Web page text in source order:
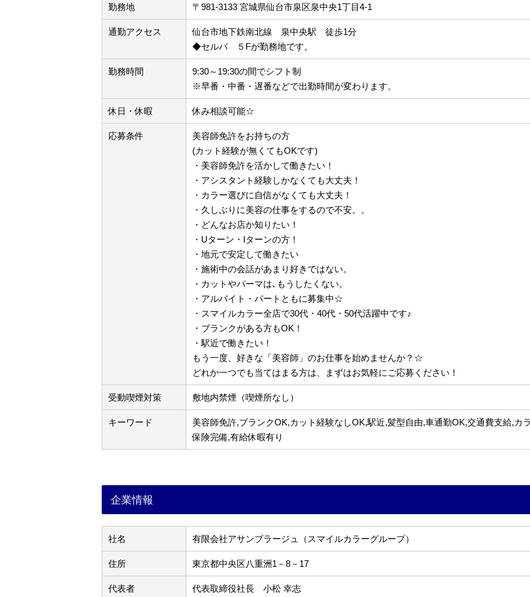
勤務地 〒981-3133 宮城県仙台市泉区泉中央1丁目4-1
通勤アクセス
仙台市地下鉄南北線 泉中央駅 徒歩1分
◆セルバ ５Fが勤務地です。
勤務時間
9:30～19:30の間でシフト制
※早番・中番・遅番などで出勤時間が変わります。
休日・休暇 休み相談可能☆
応募条件
美容師免許をお持ちの方
(カット経験が無くてもOKです)
・美容師免許を活かして働きたい！
・アシスタント経験しかなくても大丈夫！
・カラー選びに自信がなくても大丈夫！
・久しぶりに美容の仕事をするので不安。。
・どんなお店か知りたい！
・Uターン・Iターンの方！
・地元で安定して働きたい
・施術中の会話があまり好きではない。
・カットやパーマは､もうしたくない。
・アルバイト・パートともに募集中☆
・スマイルカラー全店で30代・40代・50代活躍中です♪
・ブランクがある方もOK！
・駅近で働きたい！
もう一度、好きな「美容師」のお仕事を始めませんか？☆
どれか一つでも当てはまる方は、まずはお気軽にご応募ください！
受動喫煙対策 敷地内禁煙（喫煙所なし）
キーワード
美容師免許,ブランクOK,カット経験なしOK,駅近,髪型自由,車通勤OK,交通費支給,カ
保険完備,有給休暇有り
企業情報
社名 有限会社アサンブラージュ（スマイルカラーグループ）
住所 東京都中央区八重洲1－8－17
代表者 代表取締役社長 小松 幸志